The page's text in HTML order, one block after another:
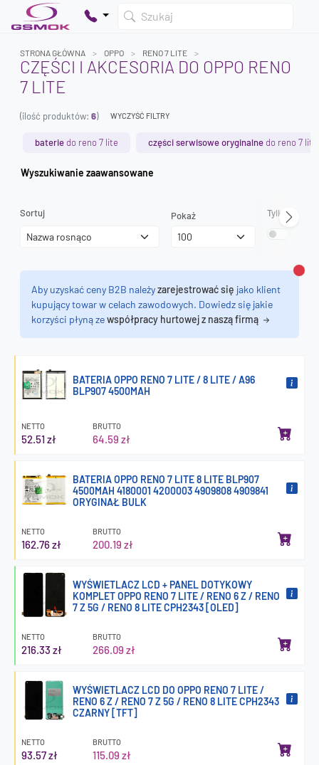
Szukaj
Dodaj produkty, aby kontynuować.
STRONA GŁÓWNA OPPO RENO 7 LITE
CZĘŚCI I AKCESORIA DO OPPO RENO
7 LITE
(ilość produktów: 6) WYCZYŚĆ FILTRY
baterie do reno 7 lite części serwisowe oryginalne do reno 7 lite
Wyszukiwanie zaawansowane
Sortuj Pokaż Tylko
Aby uzyskać ceny B2B należyzarejestrować się jako klient
kupujący towar w celach zawodowych. Dowiedz się jakie
korzyści płyną zewspółpracy hurtowej z naszą firmą
BATERIA OPPO RENO 7 LITE / 8 LITE / A96
BLP907 4500MAH
NETTO
52.51 zł
BRUTTO
64.59 zł
BATERIA OPPO RENO 7 LITE 8 LITE BLP907
4500MAH 4180001 4200003 4909808 4909841
ORYGINAŁ BULK
NETTO
162.76 zł
BRUTTO
200.19 zł
WYŚWIETLACZ LCD + PANEL DOTYKOWY
KOMPLET OPPO RENO 7 LITE / RENO 6 Z / RENO
7 Z 5G / RENO 8 LITE CPH2343 [OLED]
NETTO
216.33 zł
BRUTTO
266.09 zł
WYŚWIETLACZ LCD DO OPPO RENO 7 LITE /
RENO 6 Z / RENO 7 Z 5G / RENO 8 LITE CPH2343
CZARNY [TFT]
NETTO
93.57 zł
BRUTTO
115.09 zł